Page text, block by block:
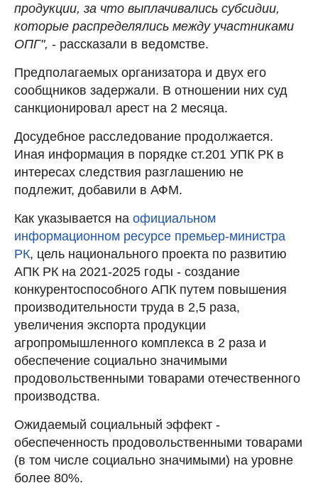
продукции, за что выплачивались субсидии,
которые распределялись между участниками
ОПГ", - рассказали в ведомстве.
Предполагаемых организатора и двух его
сообщников задержали. В отношении них суд
санкционировал арест на 2 месяца.
Досудебное расследование продолжается.
Иная информация в порядке ст.201 УПК РК в
интересах следствия разглашению не
подлежит, добавили в АФМ.
Как указывается на официальном
информационном ресурсе премьер-министра
РК, цель национального проекта по развитию
АПК РК на 2021-2025 годы - создание
конкурентоспособного АПК путем повышения
производительности труда в 2,5 раза,
увеличения экспорта продукции
агропромышленного комплекса в 2 раза и
обеспечение социально значимыми
продовольственными товарами отечественного
производства.
Ожидаемый социальный эффект -
обеспеченность продовольственными товарами
(в том числе социально значимыми) на уровне
более 80%.